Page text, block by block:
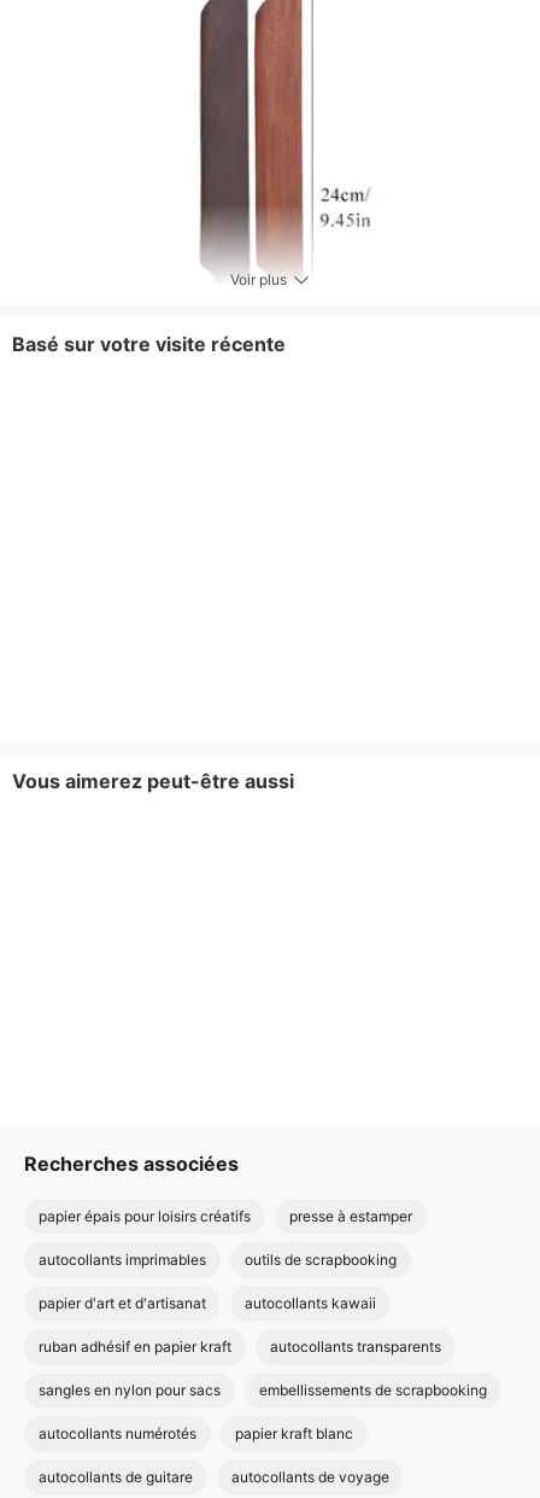
Voir plus
Basé sur votre visite récente
Vous aimerez peut-être aussi
Recherches associées
papier épais pour loisirs créatifs presse à estamper
autocollants imprimables outils de scrapbooking
papier d'art et d'artisanat autocollants kawaii
ruban adhésif en papier kraft autocollants transparents
sangles en nylon pour sacs embellissements de scrapbooking
autocollants numérotés papier kraft blanc
autocollants de guitare autocollants de voyage